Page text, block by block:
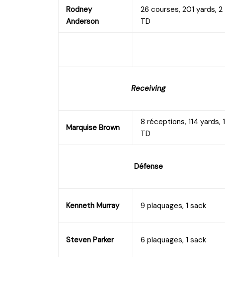
Rodney
Anderson
26 courses, 201 yards, 2
TD
Receiving
Marquise Brown
8 réceptions, 114 yards, 1
TD
Défense
Kenneth Murray 9 plaquages, 1 sack
Steven Parker 6 plaquages, 1 sack